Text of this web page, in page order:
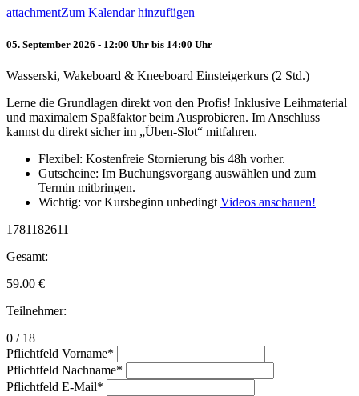
attachmentZum Kalendar hinzufügen
05. September 2026 - 12:00 Uhr bis 14:00 Uhr
Wasserski, Wakeboard & Kneeboard Einsteigerkurs (2 Std.)
Lerne die Grundlagen direkt von den Profis! Inklusive Leihmaterial
und maximalem Spaßfaktor beim Ausprobieren. Im Anschluss
kannst du direkt sicher im „Üben-Slot“ mitfahren.
Flexibel: Kostenfreie Stornierung bis 48h vorher.
Gutscheine: Im Buchungsvorgang auswählen und zum
Termin mitbringen.
Wichtig: vor Kursbeginn unbedingt Videos anschauen!
1781182611
Gesamt:
59.00 €
Teilnehmer:
0 / 18
Pflichtfeld Vorname*
Pflichtfeld Nachname*
Pflichtfeld E-Mail*